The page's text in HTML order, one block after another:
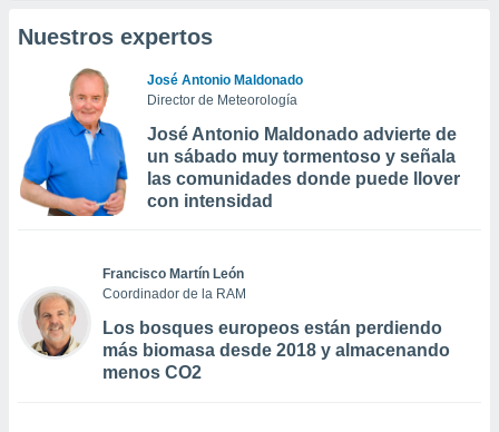
Nuestros expertos
José Antonio Maldonado
Director de Meteorología
José Antonio Maldonado advierte de
un sábado muy tormentoso y señala
las comunidades donde puede llover
con intensidad
Francisco Martín León
Coordinador de la RAM
Los bosques europeos están perdiendo
más biomasa desde 2018 y almacenando
menos CO2